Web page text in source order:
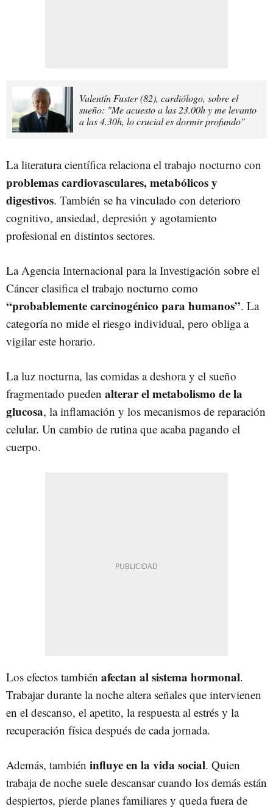
Valentín Fuster (82), cardiólogo, sobre el
sueño: "Me acuesto a las 23.00h y me levanto
a las 4.30h, lo crucial es dormir profundo"
La literatura científica relaciona el trabajo nocturno con
problemas cardiovasculares, metabólicos y
digestivos. También se ha vinculado con deterioro
cognitivo, ansiedad, depresión y agotamiento
profesional en distintos sectores.
La Agencia Internacional para la Investigación sobre el
Cáncer clasifica el trabajo nocturno como
“probablemente carcinogénico para humanos”. La
categoría no mide el riesgo individual, pero obliga a
vigilar este horario.
La luz nocturna, las comidas a deshora y el sueño
fragmentado pueden alterar el metabolismo de la
glucosa, la inflamación y los mecanismos de reparación
celular. Un cambio de rutina que acaba pagando el
cuerpo.
Los efectos también afectan al sistema hormonal.
Trabajar durante la noche altera señales que intervienen
en el descanso, el apetito, la respuesta al estrés y la
recuperación física después de cada jornada.
Además, también influye en la vida social. Quien
trabaja de noche suele descansar cuando los demás están
despiertos, pierde planes familiares y queda fuera de